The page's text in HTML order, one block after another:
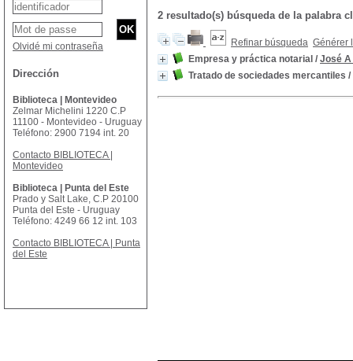
2 resultado(s) búsqueda de la palabra
Refinar búsqueda Générer
Empresa y práctica notarial / José
Tratado de sociedades mercantiles /
Olvidé mi contraseña
Dirección
Biblioteca | Montevideo
Zelmar Michelini 1220 C.P
11100 - Montevideo - Uruguay
Teléfono: 2900 7194 int. 20
Contacto BIBLIOTECA |
Montevideo
Biblioteca | Punta del Este
Prado y Salt Lake, C.P 20100
Punta del Este - Uruguay
Teléfono: 4249 66 12 int. 103
Contacto BIBLIOTECA | Punta
del Este